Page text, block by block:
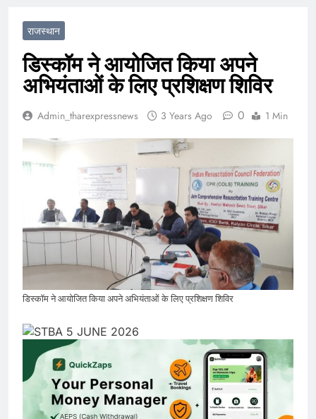
राजस्थान
डिस्कॉम ने आयोजित किया अपने
अभियंताओं के लिए प्रशिक्षण शिविर
Admin_tharexpressnews 3 Years Ago 0 1 Min
डिस्कॉम ने आयोजित किया अपने अभियंताओं के लिए प्रशिक्षण शिविर